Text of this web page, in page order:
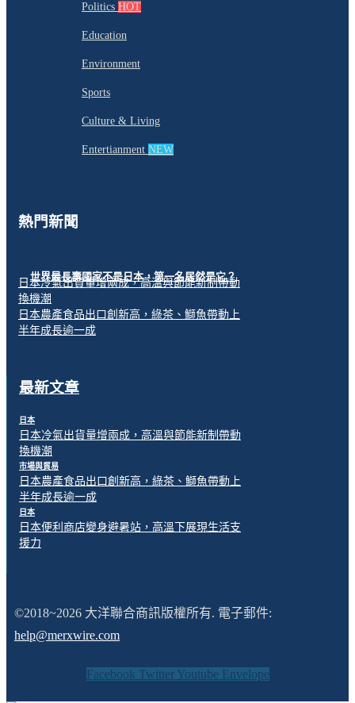
Politics HOT
Education
Environment
Sports
Culture & Living
Entertianment NEW
熱門新聞
世界最長壽國家不是日本，第一名居然是它？
日本冷氣出貨量增兩成，高溫與節能新制帶動
換機潮
日本農產食品出口創新高，綠茶、鰤魚帶動上
半年成長逾一成
最新文章
日本
日本冷氣出貨量增兩成，高溫與節能新制帶動
換機潮
市場與貿易
日本農產食品出口創新高，綠茶、鰤魚帶動上
半年成長逾一成
日本
日本便利商店變身避暑站，高溫下展現生活支
援力
©2018~2026 大洋聯合商訊版權所有. 電子郵件:
help@merxwire.com
Facebook Twitter Youtube Envelope